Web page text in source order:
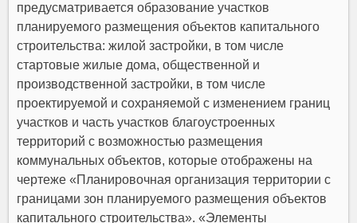
предусматривается образование участков
планируемого размещения объектов капитального
строительства: жилой застройки, в том числе
стартовые жилые дома, общественной и
производственной застройки, в том числе
проектируемой и сохраняемой с изменением границ
участков и часть участков благоустроенных
территорий с возможностью размещения
коммунальных объектов, которые отображены на
чертеже «Планировочная организация территории с
границами зон планируемого размещения объектов
капитального строительства». «Элементы